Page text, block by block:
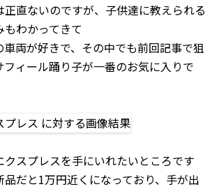
直ないのですが、子供達に教えられる
もわかってきて
両が好きで、その中でも前回記事で狙
フィール踊り子が一番のお気に入りで
スプレスを手にいれたいところです
だと1万円近くになっており、手が出